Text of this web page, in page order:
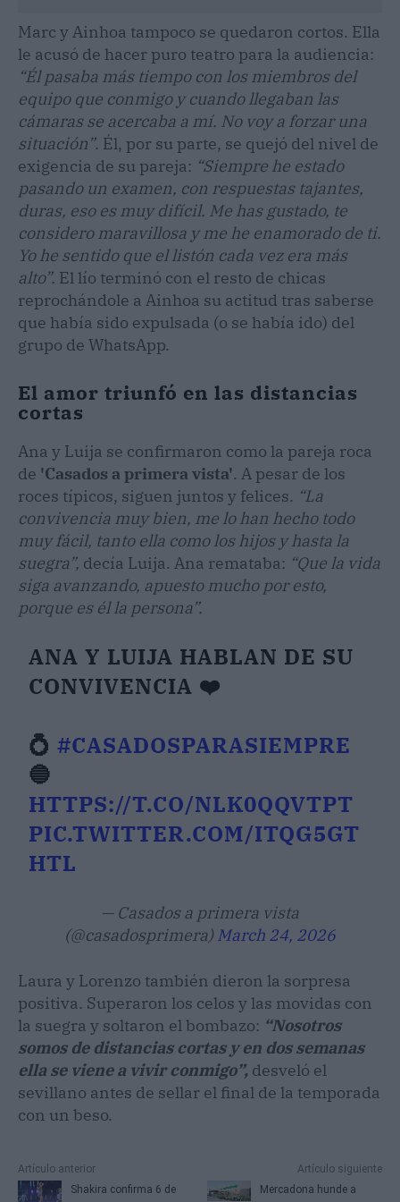
Marc y Ainhoa tampoco se quedaron cortos. Ella
le acusó de hacer puro teatro para la audiencia:
“Él pasaba más tiempo con los miembros del
equipo que conmigo y cuando llegaban las
cámaras se acercaba a mí. No voy a forzar una
situación”. Él, por su parte, se quejó del nivel de
exigencia de su pareja: “Siempre he estado
pasando un examen, con respuestas tajantes,
duras, eso es muy difícil. Me has gustado, te
considero maravillosa y me he enamorado de ti.
Yo he sentido que el listón cada vez era más
alto”. El lío terminó con el resto de chicas
reprochándole a Ainhoa su actitud tras saberse
que había sido expulsada (o se había ido) del
grupo de WhatsApp.
El amor triunfó en las distancias
cortas
Ana y Luija se confirmaron como la pareja roca
de 'Casados a primera vista'. A pesar de los
roces típicos, siguen juntos y felices. “La
convivencia muy bien, me lo han hecho todo
muy fácil, tanto ella como los hijos y hasta la
suegra”, decía Luija. Ana remataba: “Que la vida
siga avanzando, apuesto mucho por esto,
porque es él la persona”.
ANA Y LUIJA HABLAN DE SU
CONVIVENCIA ❤️
💍#CASADOSPARASIEMPRE
🔵
HTTPS://T.CO/NLK0QQVTPT
PIC.TWITTER.COM/ITQG5GT
HTL
— Casados a primera vista
(@casadosprimera) March 24, 2026
Laura y Lorenzo también dieron la sorpresa
positiva. Superaron los celos y las movidas con
la suegra y soltaron el bombazo: “Nosotros
somos de distancias cortas y en dos semanas
ella se viene a vivir conmigo”, desveló el
sevillano antes de sellar el final de la temporada
con un beso.
Artículo anterior
Shakira confirma 6 de
Artículo siguiente
Mercadona hunde a